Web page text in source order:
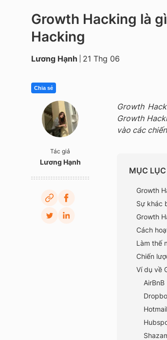
Growth Hacking là
Hacking
Lương Hạnh 21 Thg 06
Chia sẻ
Tác giả
Lương Hạnh
Growth
Growth
vào các
MỤC LỤC
Growth
Sự khác
Growth
Cách
Làm thế
Chiến
Ví dụ về
AirBnB
Hotmail